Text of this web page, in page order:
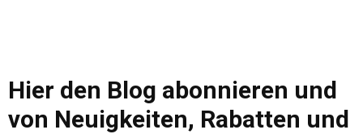
Hier den Blog abonnieren und
von Neuigkeiten, Rabatten und